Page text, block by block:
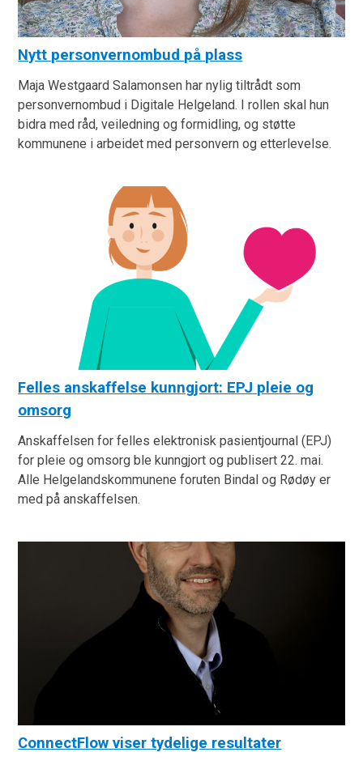
Nytt personvernombud på plass
Maja Westgaard Salamonsen har nylig tiltrådt som
personvernombud i Digitale Helgeland. I rollen skal hun
bidra med råd, veiledning og formidling, og støtte
kommunene i arbeidet med personvern og etterlevelse.
Felles anskaffelse kunngjort: EPJ pleie og
omsorg
Anskaffelsen for felles elektronisk pasientjournal (EPJ)
for pleie og omsorg ble kunngjort og publisert 22. mai.
Alle Helgelandskommunene foruten Bindal og Rødøy er
med på anskaffelsen.
ConnectFlow viser tydelige resultater